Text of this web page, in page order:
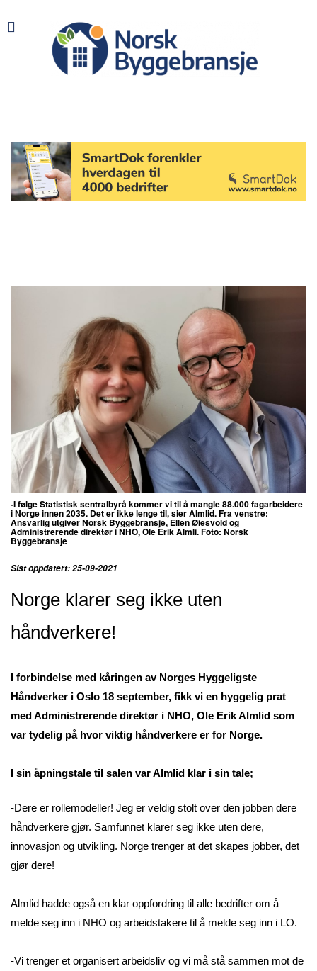
-I følge Statistisk sentralbyrå kommer vi til å mangle 88.000 fagarbeidere
i Norge innen 2035. Det er ikke lenge til, sier Almlid. Fra venstre:
Ansvarlig utgiver Norsk Byggebransje, Ellen Øiesvold og
Administrerende direktør i NHO, Ole Erik Almli. Foto: Norsk
Byggebransje
Sist oppdatert: 25-09-2021
Norge klarer seg ikke uten
håndverkere!
I forbindelse med kåringen av Norges Hyggeligste
Håndverker i Oslo 18 september, fikk vi en hyggelig prat
med Administrerende direktør i NHO, Ole Erik Almlid som
var tydelig på hvor viktig håndverkere er for Norge.
I sin åpningstale til salen var Almlid klar i sin tale;
-Dere er rollemodeller! Jeg er veldig stolt over den jobben dere
håndverkere gjør. Samfunnet klarer seg ikke uten dere,
innovasjon og utvikling. Norge trenger at det skapes jobber, det
gjør dere!
Almlid hadde også en klar oppfordring til alle bedrifter om å
melde seg inn i NHO og arbeidstakere til å melde seg inn i LO.
-Vi trenger et organisert arbeidsliv og vi må stå sammen mot de